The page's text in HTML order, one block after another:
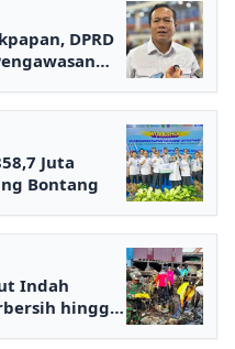
DPRD
Juta
Bontang
Indah
hingga